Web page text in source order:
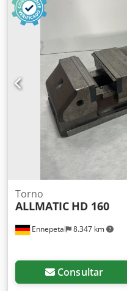
Apertura mínima/mm: 0
mecanizada Anchura de
máxima/mm: 302
sujeción Dcedpfx
Ennepetal 8.347 km
Torno
ALLMATIC HD 160
Consultar